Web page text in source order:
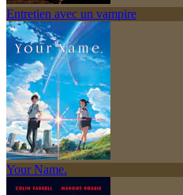
Entretien avec un vampire
Your Name.